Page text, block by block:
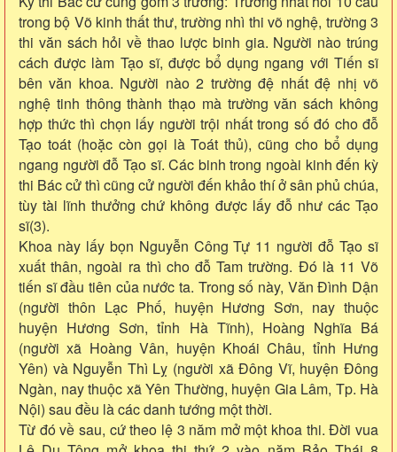
trong bộ Võ kinh thất thư, trường nhì thi võ nghệ, trường 3
thi văn sách hỏi về thao lược binh gia. Người nào trúng
cách được làm Tạo sĩ, được bổ dụng ngang với Tiến sĩ
bên văn khoa. Người nào 2 trường đệ nhất đệ nhị võ
nghệ tinh thông thành thạo mà trường văn sách không
hợp thức thì chọn lấy người trội nhất trong số đó cho đỗ
Tạo toát (hoặc còn gọi là Toát thủ), cũng cho bổ dụng
ngang người đỗ Tạo sĩ. Các binh trong ngoài kinh đến kỳ
thi Bác cử thì cũng cử người đến khảo thí ở sân phủ chúa,
tùy tài lĩnh thưởng chứ không được lấy đỗ như các Tạo
sĩ(3).
Khoa này lấy bọn Nguyễn Công Tự 11 người đỗ Tạo sĩ
xuất thân, ngoài ra thì cho đỗ Tam trường. Đó là 11 Võ
tiến sĩ đầu tiên của nước ta. Trong số này, Văn Đình Dận
(người thôn Lạc Phố, huyện Hương Sơn, nay thuộc
huyện Hương Sơn, tỉnh Hà Tĩnh), Hoàng Nghĩa Bá
(người xã Hoàng Vân, huyện Khoái Châu, tỉnh Hưng
Yên) và Nguyễn Thì Lỵ (người xã Đông Vĩ, huyện Đông
Ngàn, nay thuộc xã Yên Thường, huyện Gia Lâm, Tp. Hà
Nội) sau đều là các danh tướng một thời.
Từ đó về sau, cứ theo lệ 3 năm mở một khoa thi. Đời vua